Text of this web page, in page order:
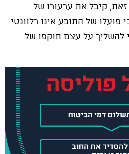
קיבל את ערעורו של
של התובע אינו רלוונטי
בו כדי להשליך על עצם תוקפו של